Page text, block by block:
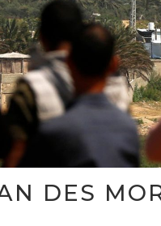
DES